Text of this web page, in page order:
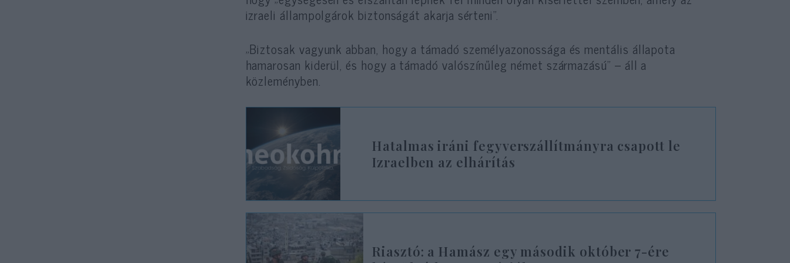
izraeli állampolgárok biztonságát akarja sérteni”.
„Biztosak vagyunk abban, hogy a támadó személyazonossága és mentális állapota
hamarosan kiderül, és hogy a támadó valószínűleg német származású” – áll a
közleményben.
Hatalmas iráni fegyverszállítmányra csapott le
Izraelben az elhárítás
Riasztó: a Hamász egy második október 7-ére